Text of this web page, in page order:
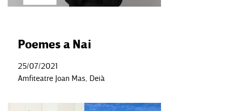
Poemes a Nai
25/07/2021
Amfiteatre Joan Mas, Deià